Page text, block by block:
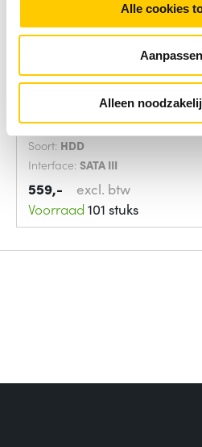
Alle cookies
Aanpassen
Alleen
HPE 857648-K21 interne
schijf 10 TB
Hot-swap ja
Component voor:Server/
Soort: HDD
Interface: SATA III
559,-
excl. btw
Voorraad 101 stuks